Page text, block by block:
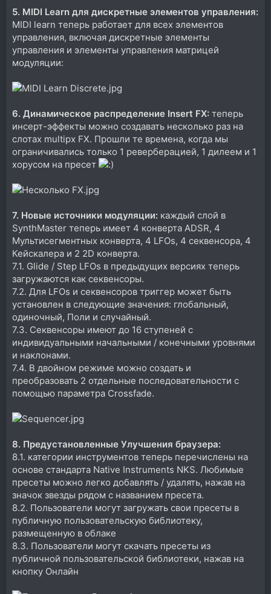
5. MIDI Learn для дискретные элементов управления:
MIDI learn теперь работает для всех элементов
управления, включая дискретные элементы
управления и элементы управления матрицей
модуляции:
6. Динамическое распределение Insert FX: теперь
инсерт-эффекты можно создавать несколько раз на
слотах multipx FX. Прошли те времена, когда мы
ограничивались только 1 реверберацией, 1 дилеем и 1
хорусом на пресет
7. Новые источники модуляции: каждый слой в
SynthMaster теперь имеет 4 конверта ADSR, 4
Мультисегментных конверта, 4 LFOs, 4 секвенсора, 4
Кейскалера и 2 2D конверта.
7.1. Glide / Step LFOs в предыдущих версиях теперь
загружаются как секвенсоры.
7.2. Для LFOs и секвенсоров триггер может быть
установлен в следующие значения: глобальный,
одиночный, Поли и случайный.
7.3. Секвенсоры имеют до 16 ступеней с
индивидуальными начальными / конечными уровнями
и наклонами.
7.4. В двойном режиме можно создать и
преобразовать 2 отдельные последовательности с
помощью параметра Crossfade.
8. Предустановленные Улучшения браузера:
8.1. категории инструментов теперь перечислены на
основе стандарта Native Instruments NKS. Любимые
пресеты можно легко добавлять / удалять, нажав на
значок звезды рядом с названием пресета.
8.2. Пользователи могут загружать свои пресеты в
публичную пользовательскую библиотеку,
размещенную в облаке
8.3. Пользователи могут скачать пресеты из
публичной пользовательской библиотеки, нажав на
кнопку Онлайн